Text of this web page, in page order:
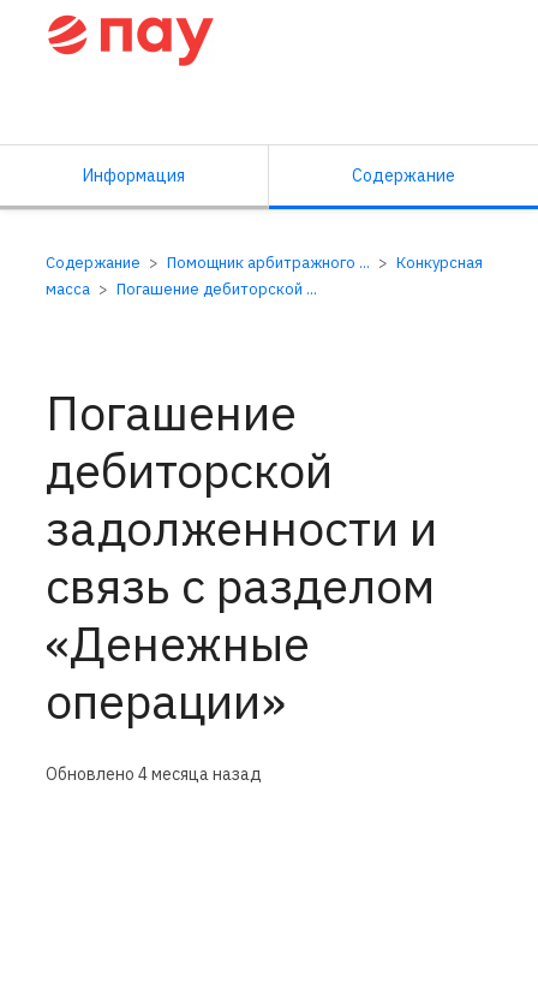
Информация Содержание
Содержание Помощник арбитражного ...
Конкурсная
масса
Погашение дебиторской ...
Погашение
дебиторской
задолженности и
связь с разделом
«Денежные
операции»
Обновлено 4 месяца назад